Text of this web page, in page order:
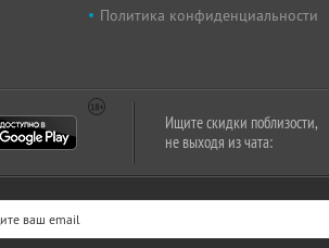
Политика конфиденциальности
Ищите скидки поблизости,
не выходя из чата: